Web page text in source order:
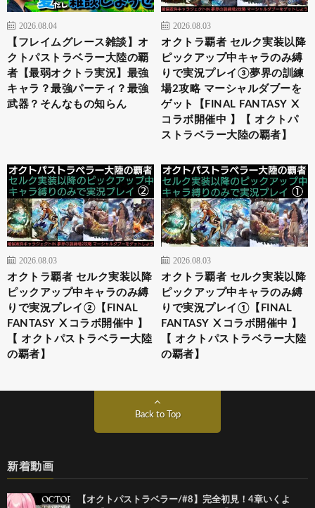
2026.08.04
【フレイムグレース雑談】オ
クトパストラベラー大陸の覇
者【最弱オクトラ実況】最強
キャラ？最強パーティ？最強
武器？そんなもの知らん
2026.08.03
オクトラ覇者 セルク実装以降
ピックアップ中キャラのみ縛
りで実況プレイ③夢界の訓練
場2攻略 マーシャルダブーを
ゲット【FINAL FANTASY Ⅹ
コラボ開催中 】【 オクトパ
ストラベラー大陸の覇者】
2026.08.03
オクトラ覇者 セルク実装以降
ピックアップ中キャラのみ縛
りで実況プレイ②【FINAL
FANTASY Ⅹコラボ開催中 】
【 オクトパストラベラー大陸
の覇者】
2026.08.03
オクトラ覇者 セルク実装以降
ピックアップ中キャラのみ縛
りで実況プレイ①【FINAL
FANTASY Ⅹコラボ開催中 】
【 オクトパストラベラー大陸
の覇者】
Back to Top
新着動画
【オクトパストラベラー/#8】完全初見！4章いくよ